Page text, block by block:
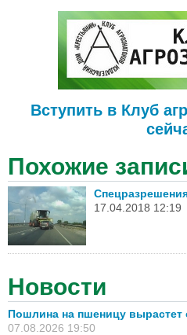
Вступить в Клуб
Похожие
17.04.2018 12:19
Новости
Пошлина на пшеницу вырастет
07.08.2026 19:50